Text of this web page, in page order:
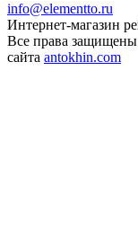
info@elementto.ru
Интернет-магазин
Все права
сайта antokhin.com